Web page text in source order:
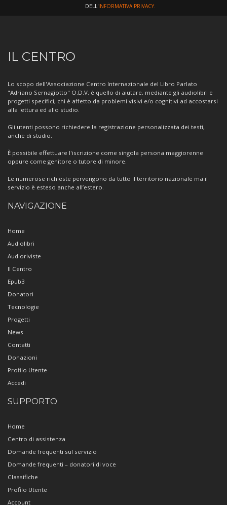
DELL'INFORMATIVA PRIVACY.
Informazioni
sul
Centro
IL CENTRO
Lo scopo dell'Associazione Centro Internazionale del Libro Parlato
"Adriano Sernagiotto" O.D.V. è quello di aiutare, mediante gli audiolibri e
progetti specifici, chi è affetto da problemi visivi e/o cognitivi ad accostarsi
alla lettura ed allo studio.
Gli utenti possono richiedere la registrazione personalizzata dei testi,
anche di studio.
È possibile effettuare l'iscrizione come singola persona maggiorenne
oppure come genitore o tutore di minore.
Le numerose richieste pervengono da tutto il territorio nazionale ma il
servizio è esteso anche all’estero.
NAVIGAZIONE
Home
Audiolibri
Audioriviste
Il Centro
Epub3
Donatori
Tecnologie
Progetti
News
Contatti
Donazioni
Profilo Utente
Accedi
SUPPORTO
Home
Centro di assistenza
Domande frequenti sul servizio
Domande frequenti – donatori di voce
Classifiche
Profilo Utente
Account